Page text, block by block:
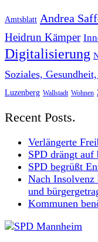
Amtsblatt Andrea
Heidrun Kämper
Digitalisierung
Soziales,
Luzenberg Wallstadt Wohnen
Recent Posts.
Verlängerte
SPD drängt
SPD begrüßt
Nach Insolvenz
und
Kommunen